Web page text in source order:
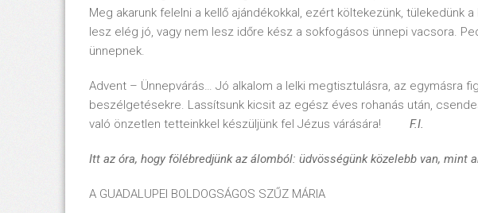
Meg akarunk felelni a kellő ajándékokkal, ezért költekezünk, tülekedünk
lesz elég jó, vagy nem lesz időre kész a sokfogásos ünnepi vacsora.
ünnepnek.
Advent – Ünnepvárás… Jó alkalom a lelki megtisztulásra, az egymásra
beszélgetésekre. Lassítsunk kicsit az egész éves rohanás után,
való önzetlen tetteinkkel készüljünk fel Jézus várására! F.I.
Itt az óra, hogy fölébredjünk az álomból: üdvösségünk közelebb van, mint
A GUADALUPEI BOLDOGSÁGOS SZŰZ MÁRIA